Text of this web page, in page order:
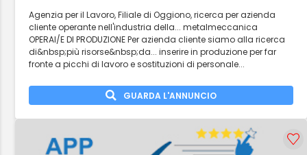
Agenzia per il Lavoro, Filiale di Oggiono, ricerca per azienda
cliente operante nell'industria della... metalmeccanica
OPERAI/E DI PRODUZIONE Per azienda cliente siamo alla ricerca
di&nbsp;più risorse&nbsp;da... inserire in produzione per far
fronte a picchi di lavoro e sostituzioni di personale...
GUARDA L'ANNUNCIO